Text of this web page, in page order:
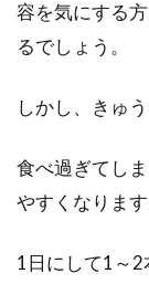
容を気にする
るでしょう。
しかし、きゅ
食べ過ぎてし
やすくなります
1日にして1～2